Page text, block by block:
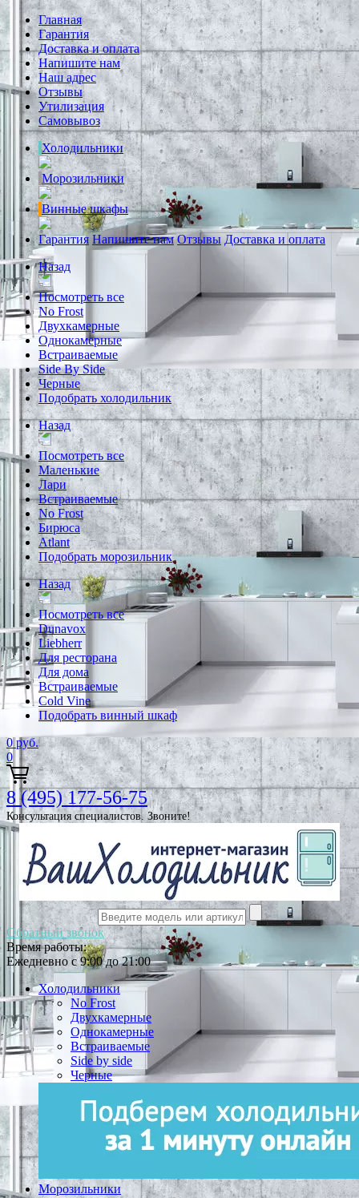
Главная
Гарантия
Доставка и оплата
Напишите нам
Наш адрес
Отзывы
Утилизация
Самовывоз
Холодильники
Морозильники
Винные шкафы
Гарантия Напишите нам Отзывы Доставка и оплата
Назад
Посмотреть все
No Frost
Двухкамерные
Однокамерные
Встраиваемые
Side By Side
Черные
Подобрать холодильник
Назад
Посмотреть все
Маленькие
Лари
Встраиваемые
No Frost
Бирюса
Atlant
Подобрать морозильник
Назад
Посмотреть все
Dunavox
Liebherr
Для ресторана
Для дома
Встраиваемые
Cold Vine
Подобрать винный шкаф
0 руб.
0
8 (495) 177-56-75
Консультация специалистов. Звоните!
Обратный звонок
Время работы:
Ежедневно с 9:00 до 21:00
Холодильники
No Frost
Двухкамерные
Однокамерные
Встраиваемые
Side by side
Черные
Морозильники